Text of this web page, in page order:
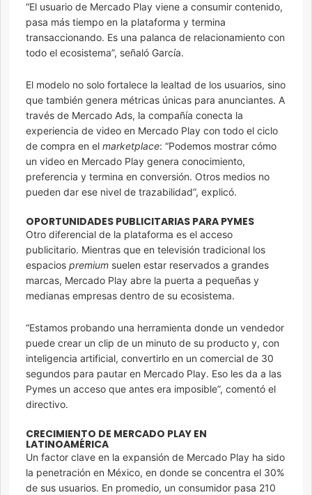
“El usuario de Mercado Play viene a consumir contenido,
pasa más tiempo en la plataforma y termina
transaccionando. Es una palanca de relacionamiento con
todo el ecosistema”, señaló García.
El modelo no solo fortalece la lealtad de los usuarios, sino
que también genera métricas únicas para anunciantes. A
través de Mercado Ads, la compañía conecta la
experiencia de video en Mercado Play con todo el ciclo
de compra en el marketplace: “Podemos mostrar cómo
un video en Mercado Play genera conocimiento,
preferencia y termina en conversión. Otros medios no
pueden dar ese nivel de trazabilidad”, explicó.
OPORTUNIDADES PUBLICITARIAS PARA PYMES
Otro diferencial de la plataforma es el acceso
publicitario. Mientras que en televisión tradicional los
espacios premium suelen estar reservados a grandes
marcas, Mercado Play abre la puerta a pequeñas y
medianas empresas dentro de su ecosistema.
“Estamos probando una herramienta donde un vendedor
puede crear un clip de un minuto de su producto y, con
inteligencia artificial, convertirlo en un comercial de 30
segundos para pautar en Mercado Play. Eso les da a las
Pymes un acceso que antes era imposible”, comentó el
directivo.
CRECIMIENTO DE MERCADO PLAY EN
LATINOAMÉRICA
Un factor clave en la expansión de Mercado Play ha sido
la penetración en México, en donde se concentra el 30%
de sus usuarios. En promedio, un consumidor pasa 210